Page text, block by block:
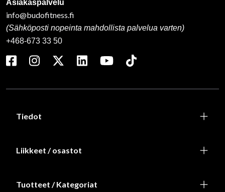
Asiakaspalvelu
info@budofitness.fi
(Sähköposti nopeinta mahdollista palvelua varten)
+468-673 33 50
Tiedot
Liikkeet / osastot
Tuotteet / Kategoriat